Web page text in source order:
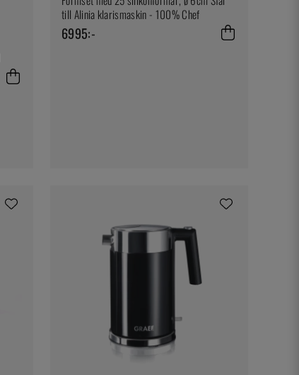
till Alinia klarismaskin - 100% Chef
6995:-